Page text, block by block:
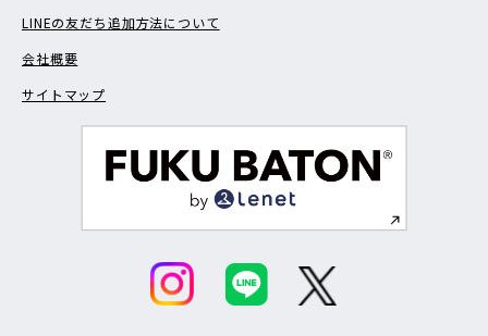
LINEの友だち追加方法について
会社概要
サイトマップ